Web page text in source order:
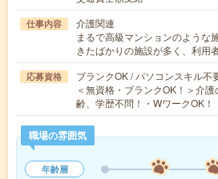
仕事内容
介護関連
まるで高級マンションのような
きたばかりの施設が多く、利用
応募資格
ブランクOK / パソコンスキル不
＜無資格・ブランクOK！＞介
齢、学歴不問！・WワークOK
職場の雰囲気
年齢層